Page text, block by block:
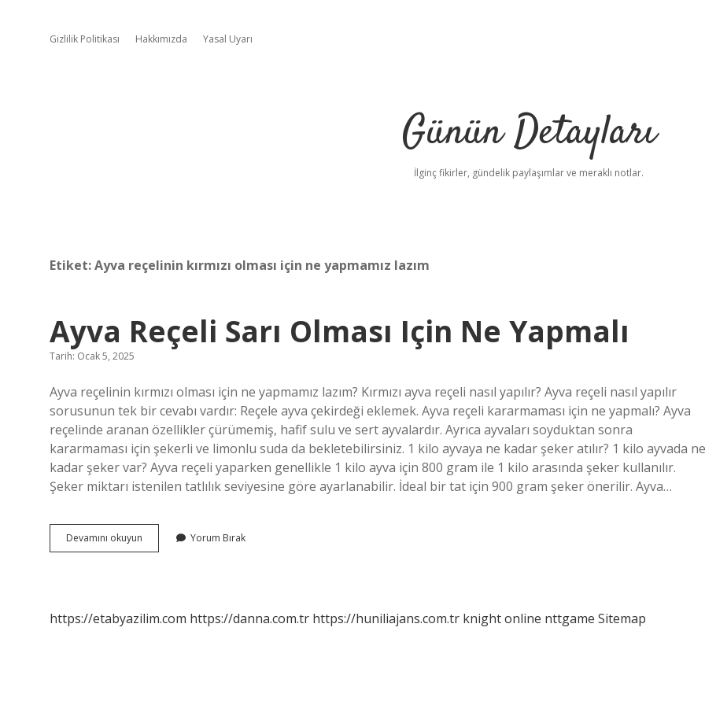
Gizlilik Politikası Hakkımızda Yasal Uyarı
Günün Detayları
İlginç fikirler, gündelik paylaşımlar ve meraklı notlar.
Etiket:Ayva reçelinin kırmızı olması için ne yapmamız lazım
Ayva Reçeli Sarı Olması Için Ne Yapmalı
Tarih: Ocak 5, 2025
Ayva reçelinin kırmızı olması için ne yapmamız lazım? Kırmızı ayva reçeli nasıl yapılır? Ayva reçeli nasıl yapılır
sorusunun tek bir cevabı vardır: Reçele ayva çekirdeği eklemek. Ayva reçeli kararmaması için ne yapmalı? Ayva
reçelinde aranan özellikler çürümemiş, hafif sulu ve sert ayvalardır. Ayrıca ayvaları soyduktan sonra
kararmaması için şekerli ve limonlu suda da bekletebilirsiniz. 1 kilo ayvaya ne kadar şeker atılır? 1 kilo ayvada ne
kadar şeker var? Ayva reçeli yaparken genellikle 1 kilo ayva için 800 gram ile 1 kilo arasında şeker kullanılır.
Şeker miktarı istenilen tatlılık seviyesine göre ayarlanabilir. İdeal bir tat için 900 gram şeker önerilir. Ayva…
Devamını okuyun
Reçeli
Yapmalı
Yorum Bırak
https://etabyazilim.com https://danna.com.tr https://huniliajans.com.tr knight online nttgame Sitemap